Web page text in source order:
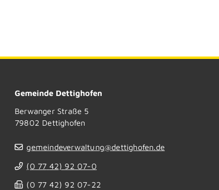
Gemeinde Dettighofen
Berwanger Straße 5
79802 Dettighofen
gemeindeverwaltung@dettighofen.de
(0 77 42) 92 07-0
(0 77 42) 92 07-22